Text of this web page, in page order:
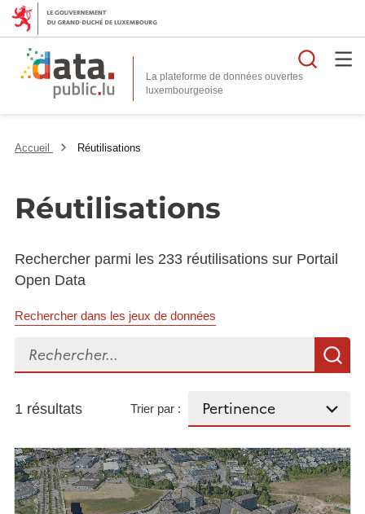
La plateforme de données ouvertes
Accueil Réutilisations
Réutilisations
Rechercher parmi les 233 réutilisations sur Portail
Open Data
Rechercher dans les jeux de données
Rechercher...
1 résultats Trier par :